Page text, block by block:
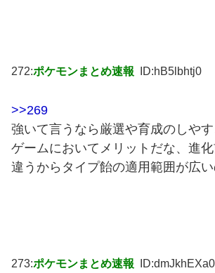
272:ポケモンまとめ速報 ID:hB5lbhtj0
>>269
強いて言うなら厳選や育成のしや
ゲームにおいてメリットだな、進
違うからタイプ飴の適用範囲が広
273:ポケモンまとめ速報 ID:dmJkhEXa0